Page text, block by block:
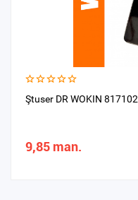
Ştuser DR WOKIN 817102
9,85 man.